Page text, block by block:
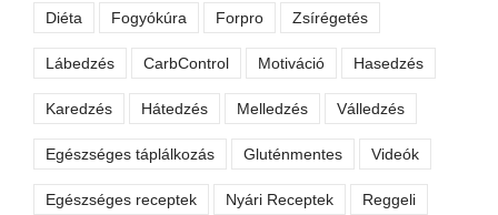
Diéta Fogyókúra Forpro Zsírégetés
Lábedzés CarbControl Motiváció Hasedzés
Karedzés Hátedzés Melledzés Válledzés
Egészséges táplálkozás Gluténmentes Videók
Egészséges receptek Nyári Receptek Reggeli